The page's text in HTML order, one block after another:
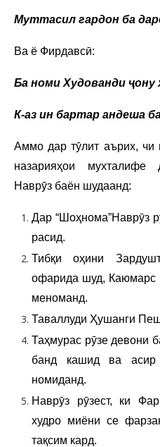
Муттасил гардон ба
Ва ё Фирдавсӣ:
Ба номи Худованди ҷону
К-аз ин бартар андеша
Аммо дар тӯлит аърих, чи
назарияҳои
Наврӯз баён шудаанд:
Дар “Шоҳнома”Наврӯз
расид.
Тибқи оҳини
офарида шуд, Каюмарс
меноманд.
Таваллуди Ҳушанги
Таҳмурас рӯзе девони
банд кашид ва асир
номиданд.
Наврӯз рӯзест, ки
худро миёни се
тақсим кард.